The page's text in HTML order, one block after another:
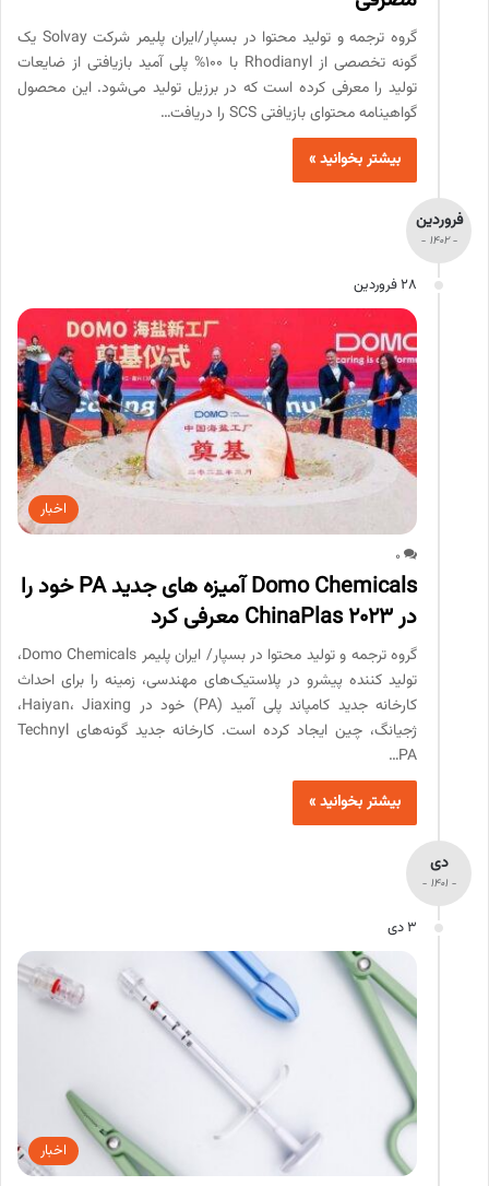
گروه ترجمه و تولید محتوا در بسپار/ایران پلیمر شرکت Solvay یک
گونه تخصصی از Rhodianyl با 100% پلی آمید بازیافتی از ضایعات
تولید را معرفی کرده است که در برزیل تولید می‌شود. این محصول
گواهینامه محتوای بازیافتی SCS را دریافت…
بیشتر بخوانید »
فروردین
- 1402 -
28 فروردین
اخبار
0
Domo Chemicals آمیزه های جدید PA خود را
در ChinaPlas 2023 معرفی کرد
گروه ترجمه و تولید محتوا در بسپار/ ایران پلیمر Domo Chemicals،
تولید کننده پیشرو در پلاستیک‌های مهندسی، زمینه را برای احداث
کارخانه جدید کامپاند پلی آمید (PA) خود در Haiyan، Jiaxing،
ژجیانگ، چین ایجاد کرده است. کارخانه جدید گونه‌های Technyl
PA…
بیشتر بخوانید »
دی
- 1401 -
3 دی
اخبار